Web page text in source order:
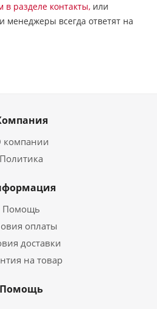
разделе контакты, или
всегда ответят на
компании
Политика
Помощь
оплаты
доставки
на товар
Помощь